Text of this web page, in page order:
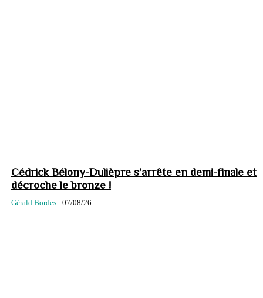
Cédrick Bélony-Dulièpre s’arrête en demi-finale et
décroche le bronze !
Gérald Bordes - 07/08/26